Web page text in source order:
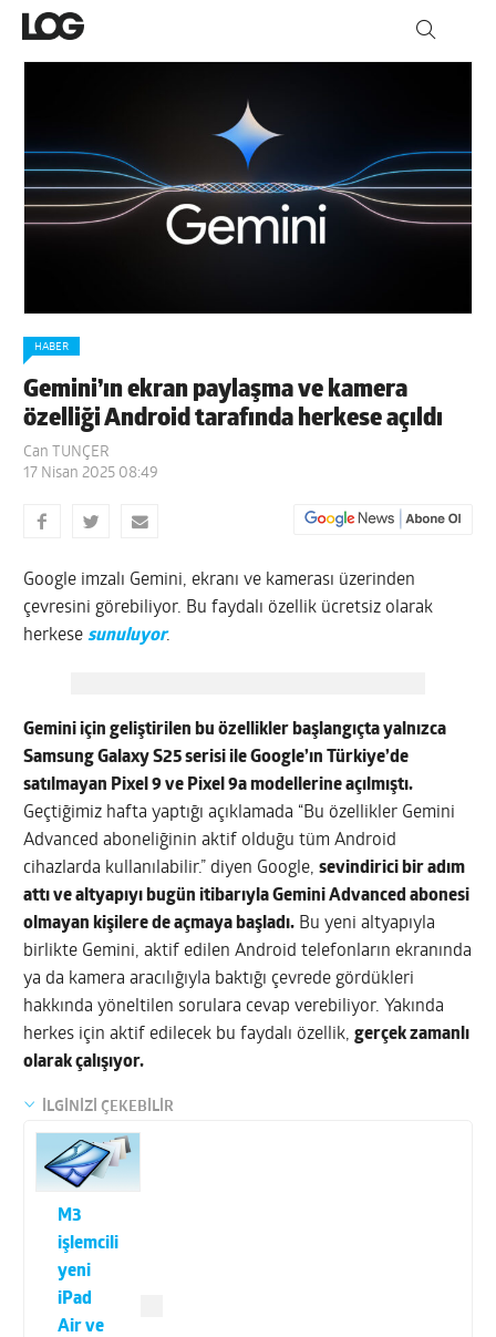
HABER
Gemini’ın ekran paylaşma ve kamera
özelliği Android tarafında herkese açıldı
Can TUNÇER
17 Nisan 2025 08:49
Google imzalı Gemini, ekranı ve kamerası üzerinden
çevresini görebiliyor. Bu faydalı özellik ücretsiz olarak
herkesesunuluyor.
Gemini için geliştirilen bu özellikler başlangıçta yalnızca
Samsung Galaxy S25 serisi ile Google’ın Türkiye’de
satılmayan Pixel 9 ve Pixel 9a modellerine açılmıştı.
Geçtiğimiz hafta yaptığı açıklamada “Bu özellikler Gemini
Advanced aboneliğinin aktif olduğu tüm Android
cihazlarda kullanılabilir.” diyen Google,sevindirici bir adım
attı ve altyapıyı bugün itibarıyla Gemini Advanced abonesi
olmayan kişilere de açmaya başladı. Bu yeni altyapıyla
birlikte Gemini, aktif edilen Android telefonların ekranında
ya da kamera aracılığıyla baktığı çevrede gördükleri
hakkında yöneltilen sorulara cevap verebiliyor. Yakında
herkes için aktif edilecek bu faydalı özellik,gerçek zamanlı
olarak çalışıyor.
İLGİNİZİ ÇEKEBİLİR
M3
işlemcili
yeni
iPad
Air ve